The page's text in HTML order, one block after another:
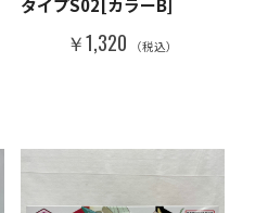
タイプS02[カラーB]
￥1,320 （税込）